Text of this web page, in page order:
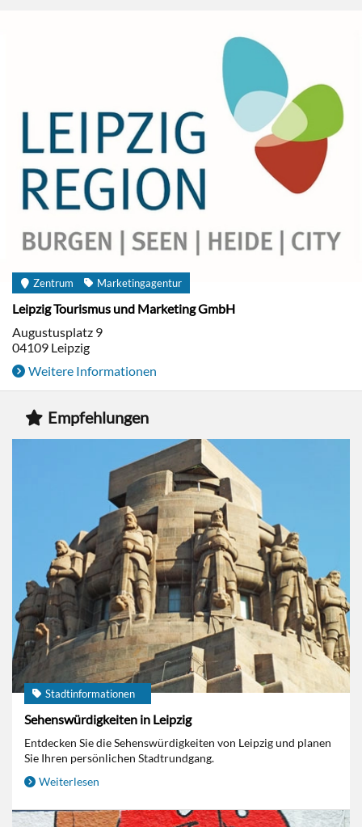
Zentrum Marketingagentur
Leipzig Tourismus und Marketing GmbH
Augustusplatz 9
04109 Leipzig
Weitere Informationen
Empfehlungen
Stadtinformationen
Sehenswürdigkeiten in Leipzig
Entdecken Sie die Sehenswürdigkeiten von Leipzig und planen
Sie Ihren persönlichen Stadtrundgang.
Weiterlesen